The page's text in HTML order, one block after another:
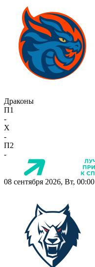
Драконы
П1
-
X
-
П2
-
08 сентября 2026, Вт, 00:00